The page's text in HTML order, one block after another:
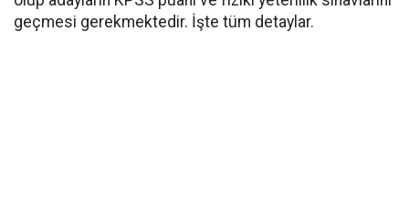
geçmesi gerekmektedir. İşte tüm detaylar.